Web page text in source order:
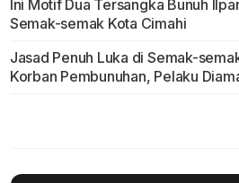
Ini Motif Dua Tersangka Bunuh
Semak-semak Kota Cimahi
Jasad Penuh Luka di Semak-
Korban Pembunuhan, Pelaku